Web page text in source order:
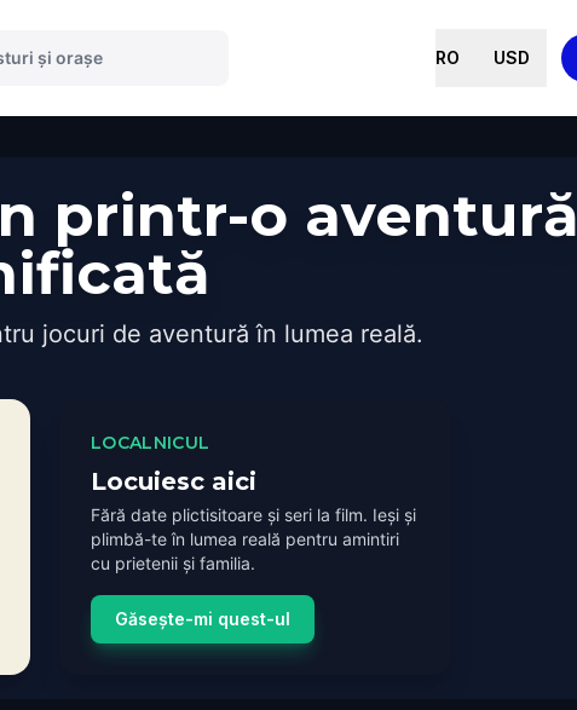
RO USD
printr-o aventură
jocuri de aventură în lumea reală.
LOCALNICUL
Locuiesc aici
Fără date plictisitoare și seri la film. Ieși și
plimbă-te în lumea reală pentru amintiri
cu prietenii și familia.
Găsește-mi quest-ul